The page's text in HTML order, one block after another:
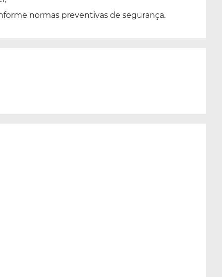
normas preventivas de segurança.